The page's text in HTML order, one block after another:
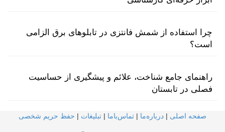
چرا استفاده از شمش فانتزی در تابلوهای برق الزامی
است؟
راهنمای جامع شناخت، علائم و پیشگیری از حساسیت
فصلی در تابستان
صفحه اصلی | درباره‌ما | تماس‌با‌ما | تبلیغات | حفظ حریم شخصی